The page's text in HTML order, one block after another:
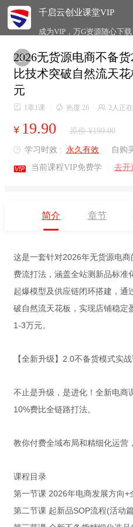
千启云创业课堂VIP
成为VIP，万G资源随心下载

2026无货源电商不备
比技术突破自然流天
元
 1章1课  热度 26  2人正
¥ 19.90 原价 ¥199.00
 学习时效 : 永久有效 自购
 当前课程VIP免费学 去开
简介 章节
这是一套针对2026年无货源电
费流打法，涵盖全站测新品标准
起爆模型及供应链闭环搭建，通
破自然流天花板，实现店铺稳定
1-3万元。
【全新升级】2.0不备货模式实
不止是升级，是进化！全新电商
10%费比全链路打法。
教你付费全域布局和精细化运营
课程目录
第一节课 2026年电商发展方向+
第二节课 起新品SOP流程(活动